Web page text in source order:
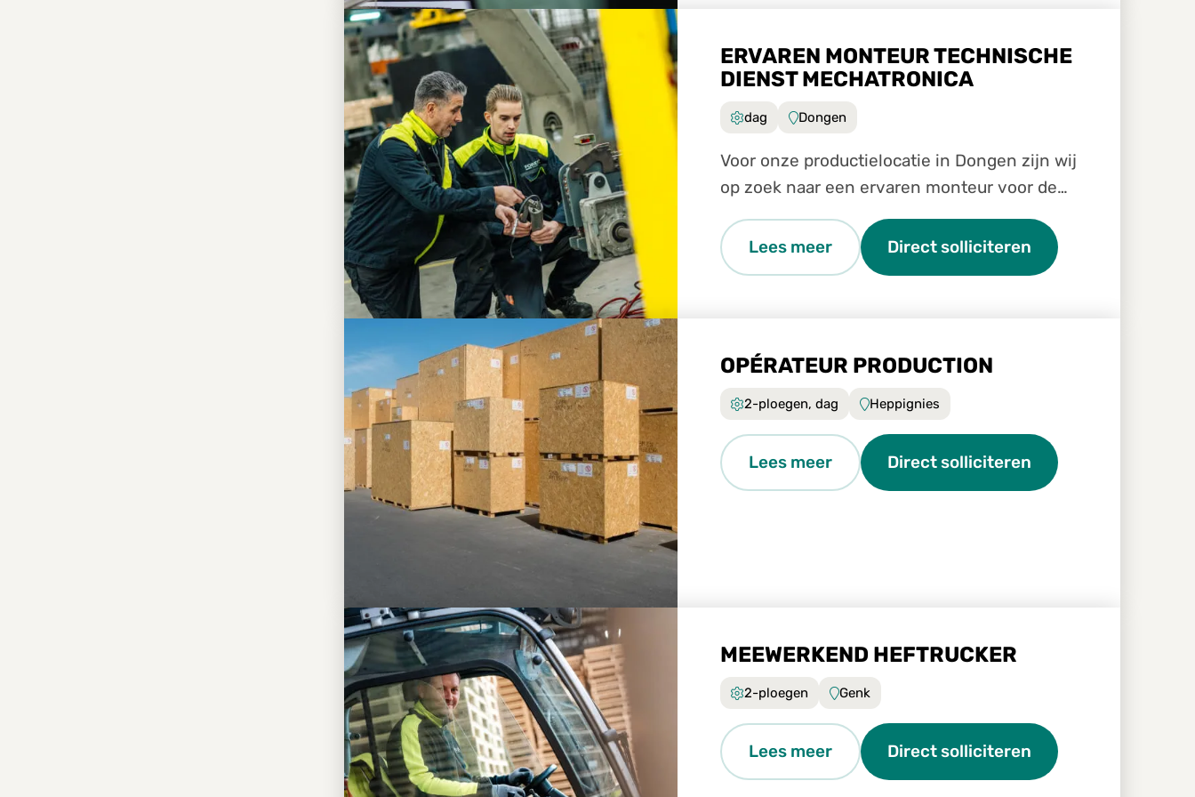
ERVAREN MONTEUR TECHNISCHE
DIENST MECHATRONICA
dag Dongen
Voor onze productielocatie in Dongen zijn wij
op zoek naar een ervaren monteur voor de
technische dienst.
Lees meer
Direct solliciteren
OPÉRATEUR PRODUCTION
2-ploegen, dag Heppignies
Lees meer Direct solliciteren
MEEWERKEND HEFTRUCKER
2-ploegen Genk
Lees meer Direct solliciteren